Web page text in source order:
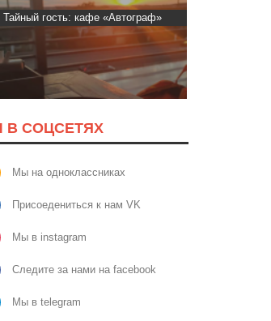
Тайный гость: кафе «Автограф»
В СОЦСЕТЯХ
Мы на одноклассниках
Присоедениться к нам VK
Мы в instagram
Следите за нами на facebook
Мы в telegram